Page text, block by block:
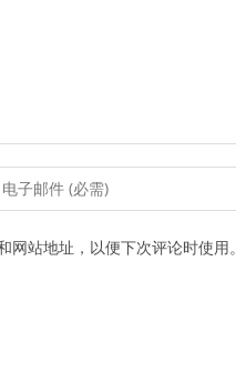
站地址，以便下次评论时使用。